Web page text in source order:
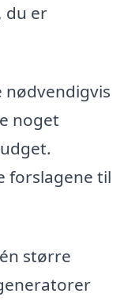
du er
nødvendigvis
noget
forslagene til
større